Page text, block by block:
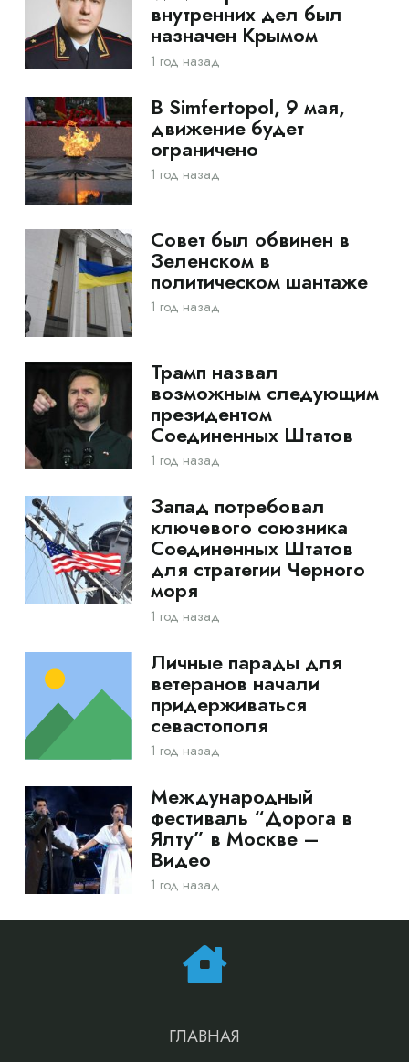
внутренних дел был
назначен Крымом
1 год назад
В Simfertopol, 9 мая,
движение будет
ограничено
1 год назад
Совет был обвинен в
Зеленском в
политическом шантаже
1 год назад
Трамп назвал
возможным следующим
президентом
Соединенных Штатов
1 год назад
Запад потребовал
ключевого союзника
Соединенных Штатов
для стратегии Черного
моря
1 год назад
Личные парады для
ветеранов начали
придерживаться
севастополя
1 год назад
Международный
фестиваль “Дорога в
Ялту” в Москве –
Видео
1 год назад
ГЛАВНАЯ